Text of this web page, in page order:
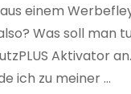
einem
Was soll man
Aktivator
ich zu meiner …